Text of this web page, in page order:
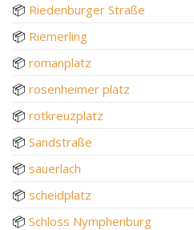
📦 Riedenburger Straße
📦 Riemerling
📦 romanplatz
📦 rosenheimer platz
📦 rotkreuzplatz
📦 Sandstraße
📦 sauerlach
📦 scheidplatz
📦 Schloss Nymphenburg